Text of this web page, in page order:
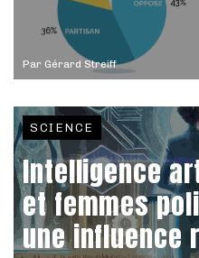
Par Gérard Streiff
SCIENCE
Intelligence
et femmes
une influence